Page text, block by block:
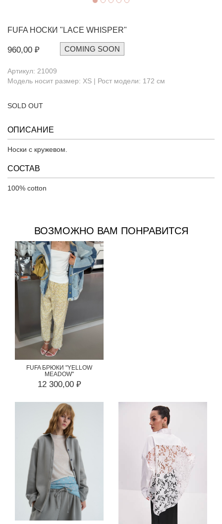
FUFAНОСКИ "LACE WHISPER"
960,00 ₽ COMING SOON
Артикул: 21009
Модель носит размер: XS | Рост модели: 172 см
SOLD OUT
ОПИСАНИЕ
Носки с кружевом.
СОСТАВ
100% cotton
ВОЗМОЖНО ВАМ ПОНРАВИТСЯ
FUFA БРЮКИ "YELLOW
MEADOW"
12 300,00 ₽